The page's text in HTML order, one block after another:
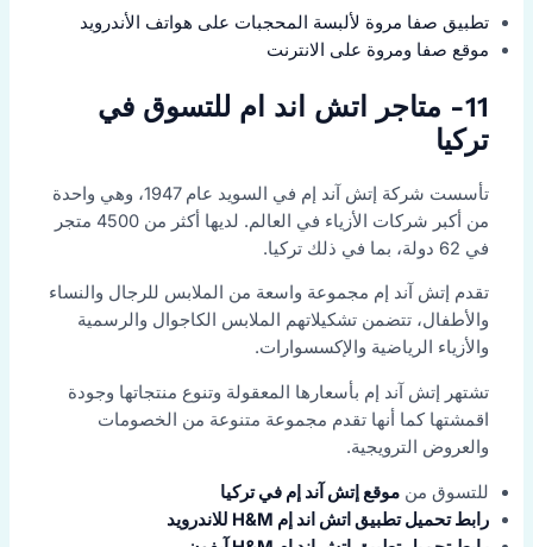
تطبيق صفا مروة لألبسة المحجبات على هواتف الأندرويد
موقع صفا ومروة على الانترنت
11- متاجر اتش اند ام للتسوق في
تركيا
تأسست شركة إتش آند إم في السويد عام 1947، وهي واحدة
من أكبر شركات الأزياء في العالم. لديها أكثر من 4500 متجر
في 62 دولة، بما في ذلك تركيا.
تقدم إتش آند إم مجموعة واسعة من الملابس للرجال والنساء
والأطفال، تتضمن تشكيلاتهم الملابس الكاجوال والرسمية
والأزياء الرياضية والإكسسوارات.
تشتهر إتش آند إم بأسعارها المعقولة وتنوع منتجاتها وجودة
اقمشتها كما أنها تقدم مجموعة متنوعة من الخصومات
والعروض الترويجية.
للتسوق منموقع إتش آند إم في تركيا
رابط تحميل تطبيق اتش اند إم H&M للاندرويد